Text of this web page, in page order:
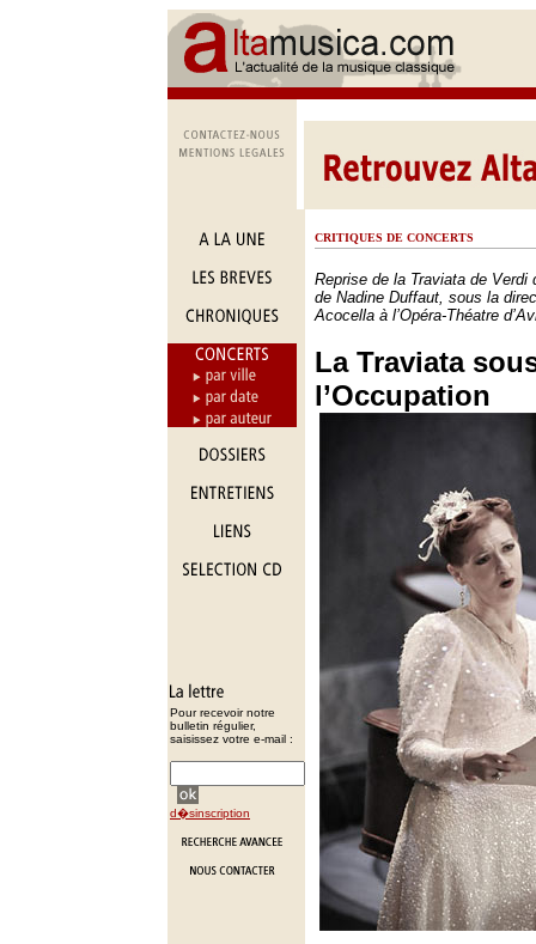
Pour recevoir notre
bulletin régulier,
saisissez votre e-mail :
d�sinscription
CRITIQUES DE CONCERTS
Reprise de la Traviata de
de Nadine Duffaut, sous la
Acocella à l’Opéra-Théatre
La Traviata
l’Occupation